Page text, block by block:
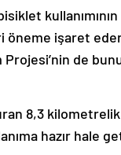
kullanımının
işaret
Projesi’nin de
8,3
hazır hale